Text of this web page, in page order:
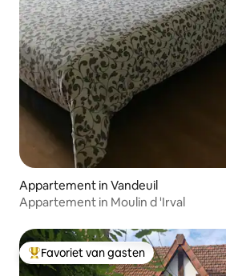
Appartement in Vandeuil
Appartement in Moulin d 'Irval
Topfavoriet van gasten
Favoriet van gasten